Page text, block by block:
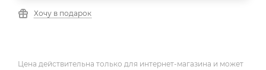
Хочу в подарок
Цена действительна только для интернет-магазина и может